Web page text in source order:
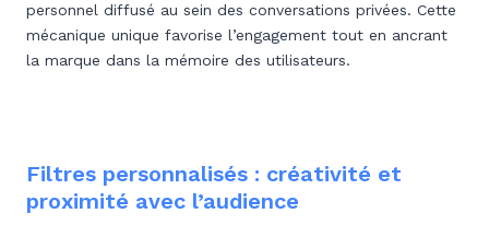
personnel diffusé au sein des conversations privées. Cette
mécanique unique favorise l’engagement tout en ancrant
la marque dans la mémoire des utilisateurs.
Filtres personnalisés : créativité et
proximité avec l’audience